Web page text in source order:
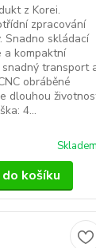
z Korei.
zpracování
Snadno skládací
a kompaktní
transport
obráběné
dlouhou
4...
Skladem
košíku